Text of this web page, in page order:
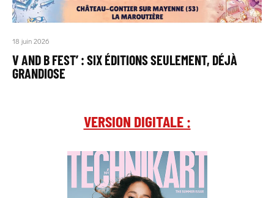
18 juin 2026
V AND B FEST’ : SIX ÉDITIONS SEULEMENT, DÉJÀ
GRANDIOSE
VERSION DIGITALE :